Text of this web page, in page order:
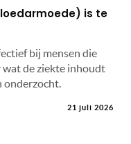
is te
bij mensen die
wat de ziekte inhoudt
onderzocht.
21 juli 2026